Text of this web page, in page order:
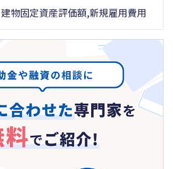
建物固定資産評価額,新規雇用費用